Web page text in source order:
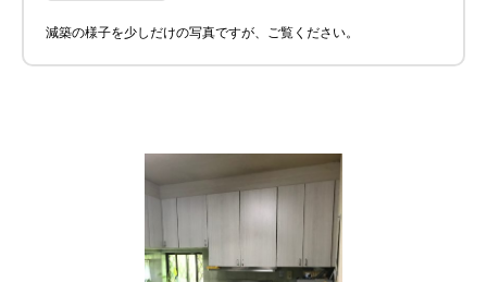
減築の様子を少しだけの写真ですが、ご覧ください。